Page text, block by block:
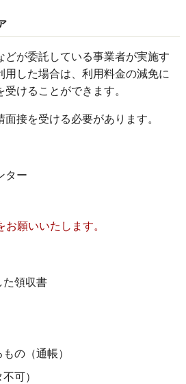
どが委託している事業者が実施す
用した場合は、利用料金の減免に
けることができます。
接を受ける必要があります。
ター
願いいたします。
た領収書
の（通帳）
可）